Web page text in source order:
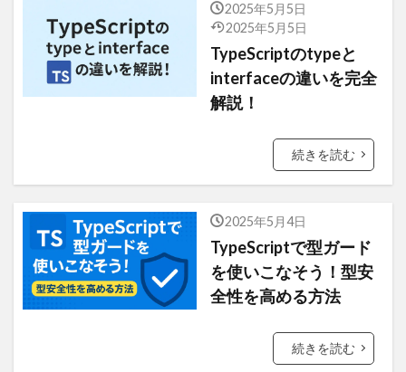
2025年5月5日
2025年5月5日
TypeScriptのtypeと
interfaceの違いを完全
解説！
続きを読む
2025年5月4日
TypeScriptで型ガード
を使いこなそう！型安
全性を高める方法
続きを読む